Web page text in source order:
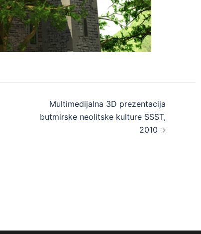
Multimedijalna 3D prezentacija
butmirske neolitske kulture SSST,
2010